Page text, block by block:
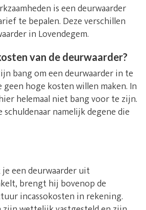
is een deurwaarder
te bepalen. Deze verschillen
in Lovendegem.
van de deurwaarder?
bang om een deurwaarder in te
geen hoge kosten willen maken. In
helemaal niet bang voor te zijn.
schuldenaar namelijk degene die
een deurwaarder uit
brengt hij bovenop de
incassokosten in rekening.